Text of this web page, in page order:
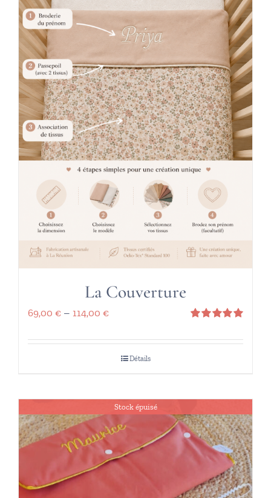
La Couverture
sur 5
69,00 € – 114,00 €
Détails
Stock épuisé